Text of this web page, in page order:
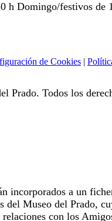
h Domingo/festivos de
de Cookies |
Prado. Todos los
incorporados a un
del Museo del Prado,
con los